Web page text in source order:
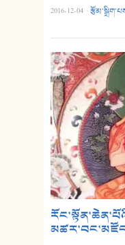
2016-12-04 ·